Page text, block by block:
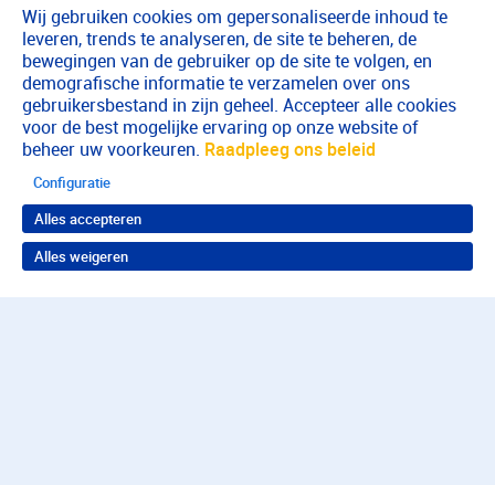
Wij gebruiken cookies om gepersonaliseerde inhoud te
leveren, trends te analyseren, de site te beheren, de
bewegingen van de gebruiker op de site te volgen, en
demografische informatie te verzamelen over ons
gebruikersbestand in zijn geheel. Accepteer alle cookies
voor de best mogelijke ervaring op onze website of
beheer uw voorkeuren. Raadpleeg ons beleid
Configuratie
Alles accepteren
Alles weigeren